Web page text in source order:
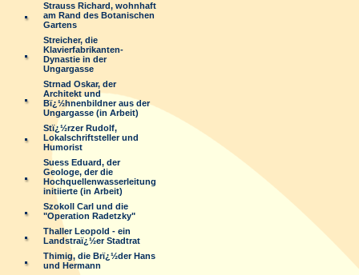
Strauss Richard, wohnhaft
am Rand des Botanischen
Gartens
Streicher, die
Klavierfabrikanten-
Dynastie in der
Ungargasse
Strnad Oskar, der
Architekt und
Bï¿½hnenbildner aus der
Ungargasse (in Arbeit)
Stï¿½rzer Rudolf,
Lokalschriftsteller und
Humorist
Suess Eduard, der
Geologe, der die
Hochquellenwasserleitung
initiierte (in Arbeit)
Szokoll Carl und die
"Operation Radetzky"
Thaller Leopold - ein
Landstraï¿½er Stadtrat
Thimig, die Brï¿½der Hans
und Hermann